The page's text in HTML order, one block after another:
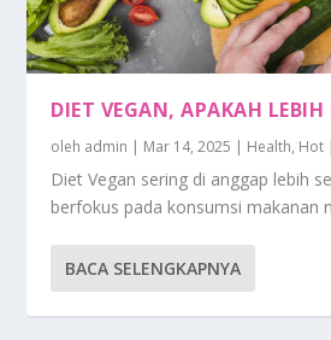
DIET VEGAN, APAKAH LEBIH
oleh admin | Mar 14, 2025 | Health, Hot
Diet Vegan sering di anggap lebih
berfokus pada konsumsi makanan
BACA SELENGKAPNYA